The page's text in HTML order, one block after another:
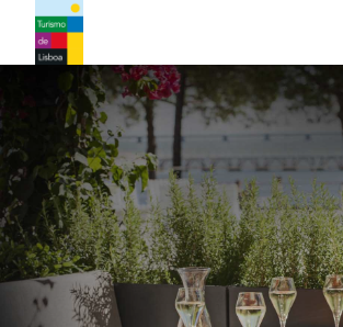
Logo do Turismo de Lisboa